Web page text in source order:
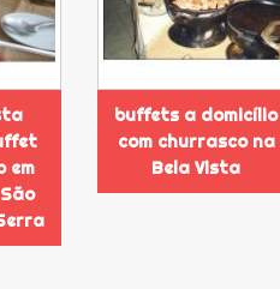
em
buffets a domicílio
com churrasco na
Bela Vista